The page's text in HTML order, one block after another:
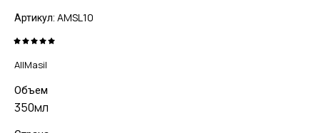
Артикул: AMSL10
AllMasil
Объем
350мл